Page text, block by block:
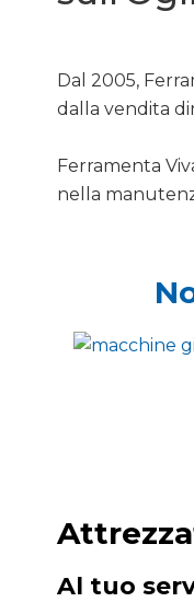
Dal 2005,
dalla vendita
Ferramenta
nella
Al tuo